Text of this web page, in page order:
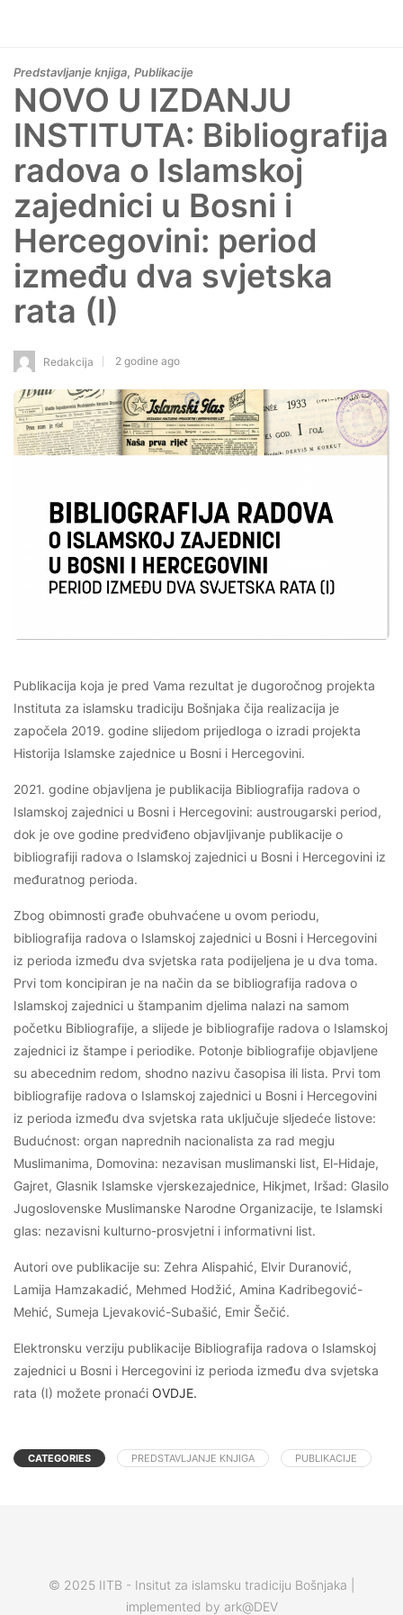
Predstavljanje knjiga, Publikacije
NOVO U IZDANJU
INSTITUTA: Bibliografija
radova o Islamskoj
zajednici u Bosni i
Hercegovini: period
između dva svjetska
rata (I)
Redakcija 2 godine ago
Publikacija koja je pred Vama rezultat je dugoročnog projekta
Instituta za islamsku tradiciju Bošnjaka čija realizacija je
započela 2019. godine slijedom prijedloga o izradi projekta
Historija Islamske zajednice u Bosni i Hercegovini.
2021. godine objavljena je publikacija Bibliografija radova o
Islamskoj zajednici u Bosni i Hercegovini: austrougarski period,
dok je ove godine predviđeno objavljivanje publikacije o
bibliografiji radova o Islamskoj zajednici u Bosni i Hercegovini iz
međuratnog perioda.
Zbog obimnosti građe obuhvaćene u ovom periodu,
bibliografija radova o Islamskoj zajednici u Bosni i Hercegovini
iz perioda između dva svjetska rata podijeljena je u dva toma.
Prvi tom koncipiran je na način da se bibliografija radova o
Islamskoj zajednici u štampanim djelima nalazi na samom
početku Bibliografije, a slijede je bibliografije radova o Islamskoj
zajednici iz štampe i periodike. Potonje bibliografije objavljene
su abecednim redom, shodno nazivu časopisa ili lista. Prvi tom
bibliografije radova o Islamskoj zajednici u Bosni i Hercegovini
iz perioda između dva svjetska rata uključuje sljedeće listove:
Budućnost: organ naprednih nacionalista za rad megju
Muslimanima, Domovina: nezavisan muslimanski list, El-Hidaje,
Gajret, Glasnik Islamske vjerskezajednice, Hikjmet, Iršad: Glasilo
Jugoslovenske Muslimanske Narodne Organizacije, te Islamski
glas: nezavisni kulturno-prosvjetni i informativni list.
Autori ove publikacije su: Zehra Alispahić, Elvir Duranović,
Lamija Hamzakadić, Mehmed Hodžić, Amina Kadribegović-
Mehić, Sumeja Ljevaković-Subašić, Emir Šečić.
Elektronsku verziju publikacije Bibliografija radova o Islamskoj
zajednici u Bosni i Hercegovini iz perioda između dva svjetska
rata (I) možete pronaći OVDJE.
CATEGORIES PREDSTAVLJANJE KNJIGA PUBLIKACIJE
© 2025 IITB - Insitut za islamsku tradiciju Bošnjaka |
implemented by ark@DEV